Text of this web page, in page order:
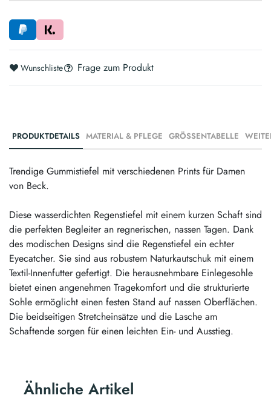
Wunschliste Frage zum Produkt
PRODUKTDETAILS MATERIAL & PFLEGE GRÖSSENTABELLE
Trendige Gummistiefel mit verschiedenen Prints für Damen
von Beck.
Diese wasserdichten Regenstiefel mit einem kurzen Schaft sind
die perfekten Begleiter an regnerischen, nassen Tagen. Dank
des modischen Designs sind die Regenstiefel ein echter
Eyecatcher. Sie sind aus robustem Naturkautschuk mit einem
Textil-Innenfutter gefertigt. Die herausnehmbare Einlegesohle
bietet einen angenehmen Tragekomfort und die strukturierte
Sohle ermöglicht einen festen Stand auf nassen Oberflächen.
Die beidseitigen Stretcheinsätze und die Lasche am
Schaftende sorgen für einen leichten Ein- und Ausstieg.
Ähnliche Artikel